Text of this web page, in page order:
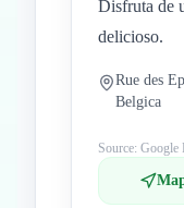
Disfruta de
delicioso.
Rue des
Belgica
Source: Google